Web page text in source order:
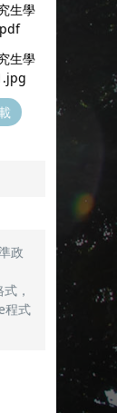
生學
生學
政
，
程式